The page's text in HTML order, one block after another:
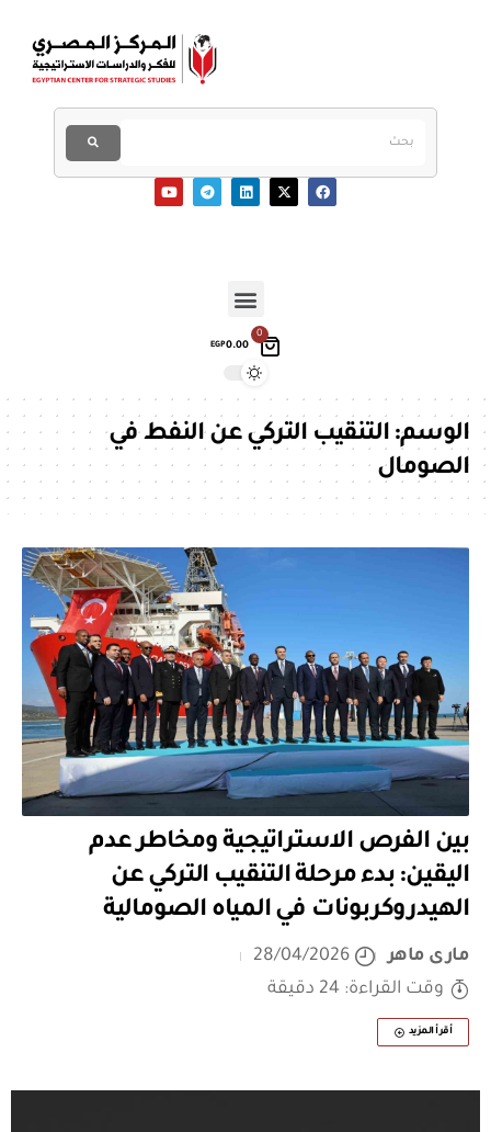
0
EGP0.00
الوسم:التنقيب التركي عن النفط في
الصومال
بين الفرص الاستراتيجية ومخاطر عدم
اليقين: بدء مرحلة التنقيب التركي عن
الهيدروكربونات في المياه الصومالية
مارى ماهر
28/04/2026
وقت القراءة: 24 دقيقة
أقرأ المزيد